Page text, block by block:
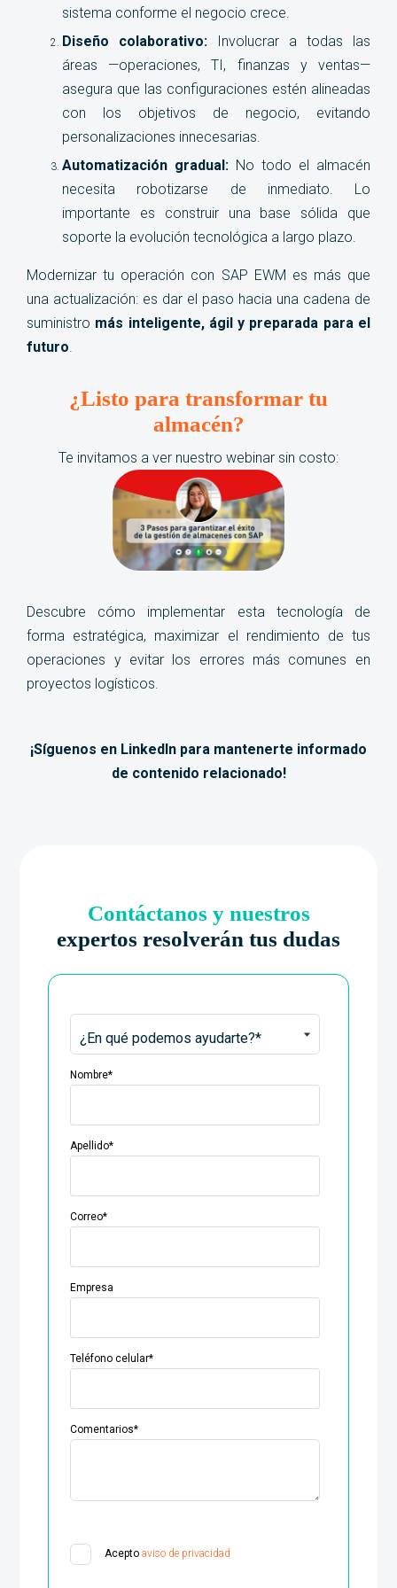
sistema conforme el negocio crece.
Diseño colaborativo: Involucrar a todas las
áreas —operaciones, TI, finanzas y ventas—
asegura que las configuraciones estén alineadas
con los objetivos de negocio, evitando
personalizaciones innecesarias.
Automatización gradual: No todo el almacén
necesita robotizarse de inmediato. Lo
importante es construir una base sólida que
soporte la evolución tecnológica a largo plazo.
Modernizar tu operación con SAP EWM es más que
una actualización: es dar el paso hacia una cadena de
suministro más inteligente, ágil y preparada para el
futuro.
¿Listo para transformar tu
almacén?
Te invitamos a ver nuestro webinar sin costo:
Descubre cómo implementar esta tecnología de
forma estratégica, maximizar el rendimiento de tus
operaciones y evitar los errores más comunes en
proyectos logísticos.
¡Síguenos en LinkedIn para mantenerte informado
de contenido relacionado!
Contáctanos y nuestros
expertos resolverán tus dudas
Nombre*
Apellido*
Correo*
Empresa
Teléfono celular*
Comentarios*
Aceptoaviso de privacidad